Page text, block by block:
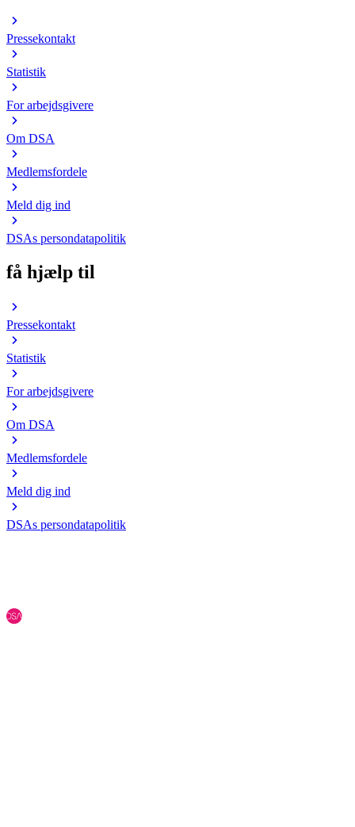
Pressekontakt
Statistik
For arbejdsgivere
Om DSA
Medlemsfordele
Meld dig ind
DSAs persondatapolitik
få hjælp til
Pressekontakt
Statistik
For arbejdsgivere
Om DSA
Medlemsfordele
Meld dig ind
DSAs persondatapolitik